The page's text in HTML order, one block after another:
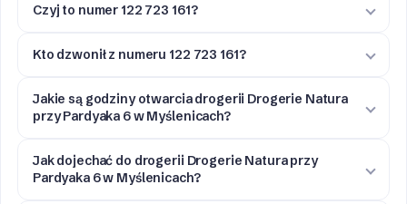
Czyj to numer 122 723 161?
Kto dzwonił z numeru 122 723 161?
Jakie są godziny otwarcia drogerii Drogerie Natura
przy Pardyaka 6 w Myślenicach?
Jak dojechać do drogerii Drogerie Natura przy
Pardyaka 6 w Myślenicach?